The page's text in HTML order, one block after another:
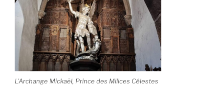
L'Archange Mickaël, Prince des Milices Célestes